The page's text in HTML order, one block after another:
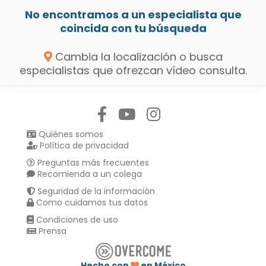
No encontramos a un especialista que
coincida con tu búsqueda
Cambia la localización o busca
especialistas que ofrezcan vídeo consulta.
Quiénes somos
Política de privacidad
Preguntas más frecuentes
Recomienda a un colega
Seguridad de la información
Como cuidamos tus datos
Condiciones de uso
Prensa